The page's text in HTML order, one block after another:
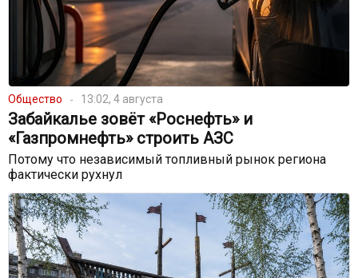
Общество 13:02, 4 августа
Забайкалье зовёт «Роснефть» и
«Газпромнефть» строить АЗС
Потому что независимый топливный рынок региона
фактически рухнул